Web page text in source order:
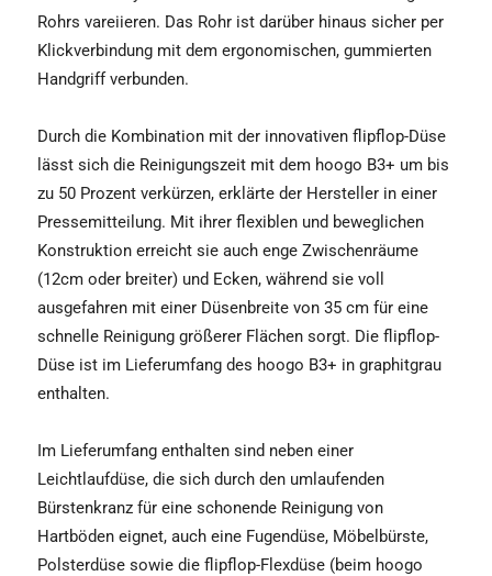
Rohrs vareiieren. Das Rohr ist darüber hinaus sicher per
Klickverbindung mit dem ergonomischen, gummierten
Handgriff verbunden.
Durch die Kombination mit der innovativen flipflop-Düse
lässt sich die Reinigungszeit mit dem hoogo B3+ um bis
zu 50 Prozent verkürzen, erklärte der Hersteller in einer
Pressemitteilung. Mit ihrer flexiblen und beweglichen
Konstruktion erreicht sie auch enge Zwischenräume
(12cm oder breiter) und Ecken, während sie voll
ausgefahren mit einer Düsenbreite von 35 cm für eine
schnelle Reinigung größerer Flächen sorgt. Die flipflop-
Düse ist im Lieferumfang des hoogo B3+ in graphitgrau
enthalten.
Im Lieferumfang enthalten sind neben einer
Leichtlaufdüse, die sich durch den umlaufenden
Bürstenkranz für eine schonende Reinigung von
Hartböden eignet, auch eine Fugendüse, Möbelbürste,
Polsterdüse sowie die flipflop-Flexdüse (beim hoogo